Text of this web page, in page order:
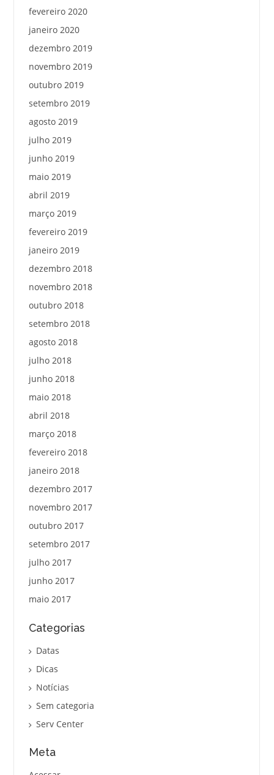
fevereiro 2020
janeiro 2020
dezembro 2019
novembro 2019
outubro 2019
setembro 2019
agosto 2019
julho 2019
junho 2019
maio 2019
abril 2019
março 2019
fevereiro 2019
janeiro 2019
dezembro 2018
novembro 2018
outubro 2018
setembro 2018
agosto 2018
julho 2018
junho 2018
maio 2018
abril 2018
março 2018
fevereiro 2018
janeiro 2018
dezembro 2017
novembro 2017
outubro 2017
setembro 2017
julho 2017
junho 2017
maio 2017
Categorias
Datas
Dicas
Notícias
Sem categoria
Serv Center
Meta